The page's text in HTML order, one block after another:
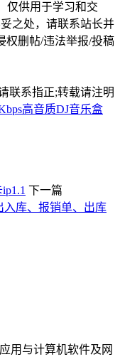
仅供用于学习和交
之处，请联系站长并
权删帖/违法举报/投稿
联系指正;转载请注明
高音质DJ音乐盒
下一篇
入库、报销单、出库
用与计算机软件及网